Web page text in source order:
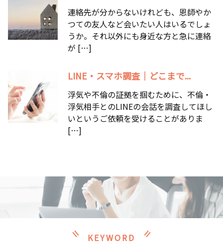
連絡先が分からないけれども、恩師やか
つての友人など会いたい人はいるでしょ
うか。それ以外にも身近な方と急に連絡
が […]
LINE・スマホ調査｜どこまで...
浮気や不倫の証拠を掴むために、不倫・
浮気相手とのLINEの会話を調査してほし
いというご依頼を受けることがありま
[…]
KEYWORD